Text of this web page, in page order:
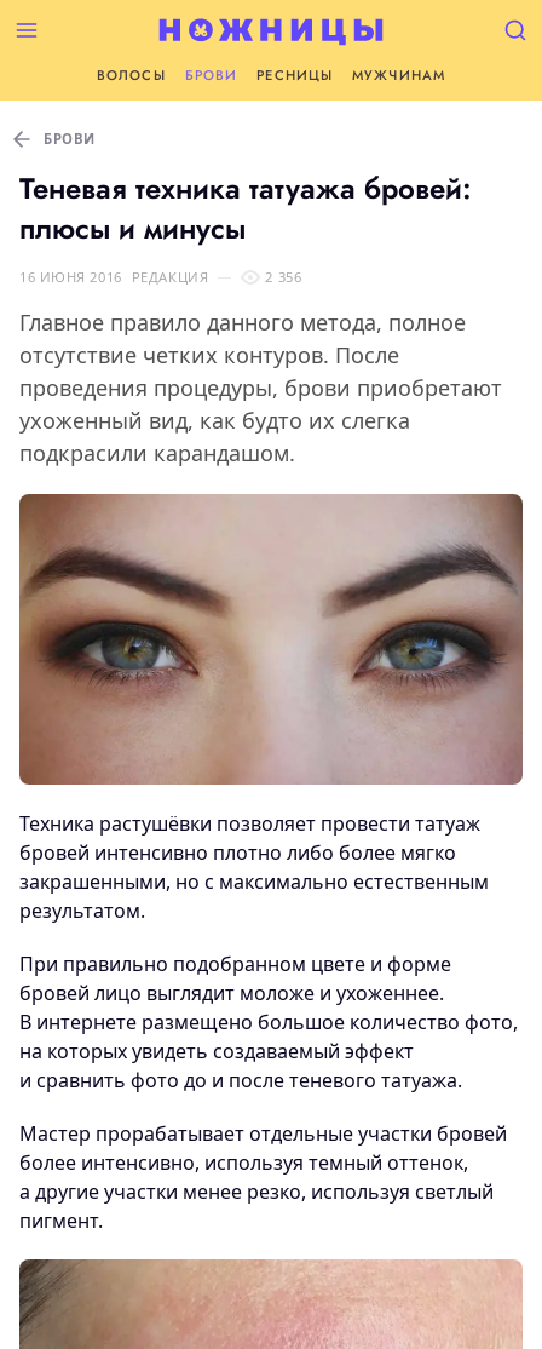
ВОЛОСЫ БРОВИ РЕСНИЦЫ МУЖЧИНАМ
БРОВИ
Теневая техника татуажа бровей:
плюсы и минусы
16 ИЮНЯ 2016 РЕДАКЦИЯ 2 356
Главное правило данного метода, полное
отсутствие четких контуров. После
проведения процедуры, брови приобретают
ухоженный вид, как будто их слегка
подкрасили карандашом.
Техника растушёвки позволяет провести татуаж
бровей интенсивно плотно либо более мягко
закрашенными, но с максимально естественным
результатом.
При правильно подобранном цвете и форме
бровей лицо выглядит моложе и ухоженнее.
В интернете размещено большое количество фото,
на которых увидеть создаваемый эффект
и сравнить фото до и после теневого татуажа.
Мастер прорабатывает отдельные участки бровей
более интенсивно, используя темный оттенок,
а другие участки менее резко, используя светлый
пигмент.